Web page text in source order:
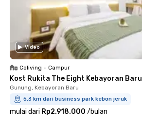
Video
Coliving • Campur
Kost Rukita The Eight Kebayoran Baru
Gunung, Kebayoran Baru
5.3 km dari business park kebon jeruk
mulai dari Rp2.918.000 /bulan